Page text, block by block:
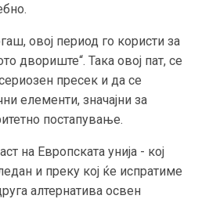
овој период го користи за
двориште“. Така овој пат, се
пресек и да се
елементи, значајни за
постапување.
на Европската унија - кој
и преку кој ќе испратиме
алтернатива освен